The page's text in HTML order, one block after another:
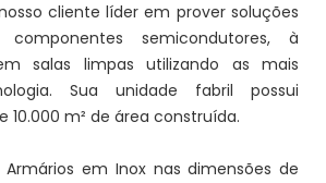
cliente líder em prover soluções
semicondutores, à
salas limpas utilizando as mais
Sua unidade fabril possui
m² de área construída.
em Inox nas dimensões de